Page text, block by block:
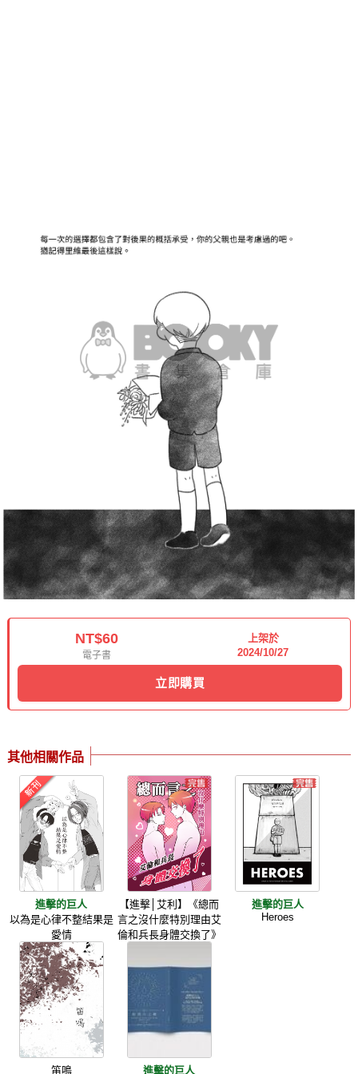
NT$60
電子書
上架於
2024/10/27
立即購買
其他相關作品
進擊的巨人
以為是心律不整結果是
愛情
【進擊│艾利】《總而
言之沒什麼特別理由艾
倫和兵長身體交換了》
進擊的巨人
Heroes
笛鳴 進擊的巨人